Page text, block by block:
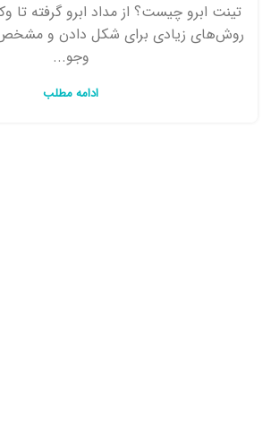
تینت ابرو چیست؟ از مداد ابرو گرفته تا
روش‌های زیادی برای شکل دادن و مشخص
وجو...
ادامه مطلب